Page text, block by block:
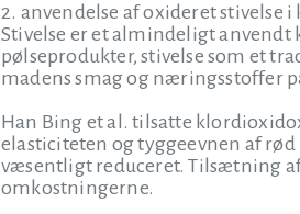
2. anvendelse af oxideret stivelse
Stivelse er et almindeligt
pølseprodukter, stivelse som et
madens smag og næringsstoffer
Han Bing et al. tilsatte
elasticiteten og tyggeevnen af
væsentligt reduceret. Tilsætning
omkostningerne.